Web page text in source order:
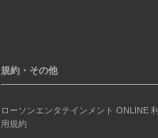
規約・その他
ローソンエンタテインメント ONLINE 利
用規約